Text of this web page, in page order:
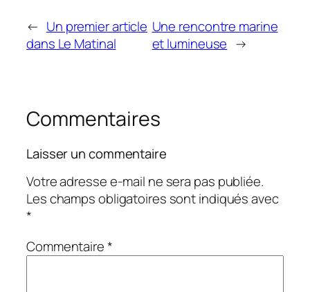
← Un premier article
dans Le Matinal
Une rencontre marine
et lumineuse →
Commentaires
Laisser un commentaire
Votre adresse e-mail ne sera pas publiée.
Les champs obligatoires sont indiqués avec
*
Commentaire*